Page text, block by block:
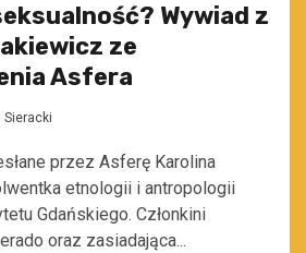
Wywiad z
ze
Asfera
Sieracki
przez Asferę Karolina
etnologii i antropologii
Gdańskiego. Członkini
oraz zasiadająca...